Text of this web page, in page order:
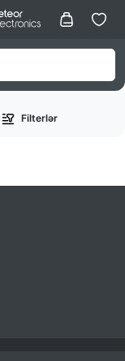
Filterlər